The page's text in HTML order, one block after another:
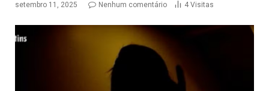
setembro 11, 2025 Nenhum comentário 4 Visitas